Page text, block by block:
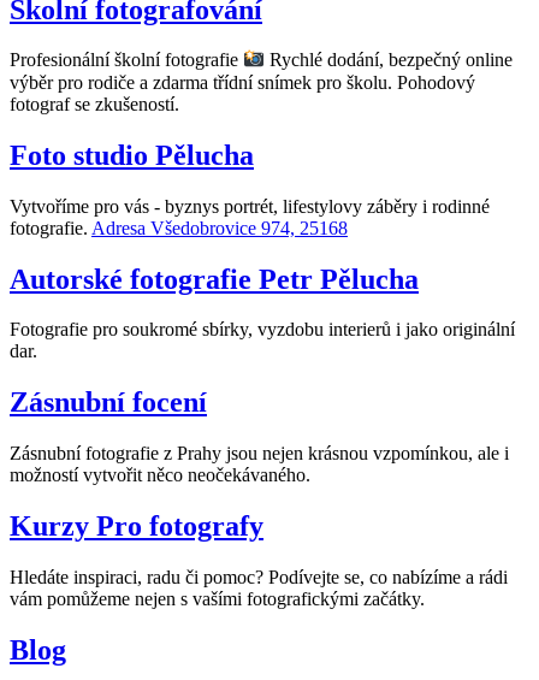
Školní fotografování
Profesionální školní fotografie
Rychlé dodání, bezpečný online
výběr pro rodiče a zdarma třídní snímek pro školu. Pohodový
fotograf se zkušeností.
Foto studio Pělucha
Vytvoříme pro vás - byznys portrét, lifestylovy záběry i rodinné
fotografie. Adresa Všedobrovice 974, 25168
Autorské fotografie Petr Pělucha
Fotografie pro soukromé sbírky, vyzdobu interierů i jako originální
dar.
Zásnubní focení
Zásnubní fotografie z Prahy jsou nejen krásnou vzpomínkou, ale i
možností vytvořit něco neočekávaného.
Kurzy Pro fotografy
Hledáte inspiraci, radu či pomoc? Podívejte se, co nabízíme a rádi
vám pomůžeme nejen s vašími fotografickými začátky.
Blog